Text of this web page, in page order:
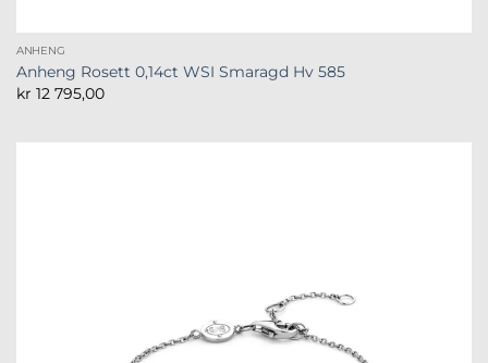
ANHENG
Anheng Rosett 0,14ct WSI Smaragd Hv 585
kr 12 795,00